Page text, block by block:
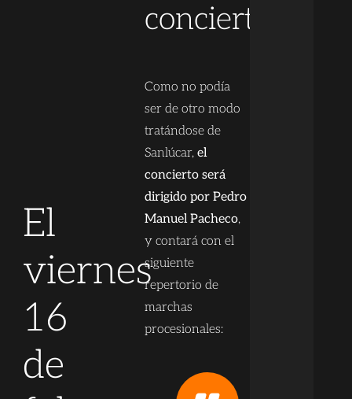
El
viernes
16
de
concierto
Como no podía
ser de otro modo
tratándose de
Sanlúcar,el
concierto será
dirigido por Pedro
Manuel Pacheco,
y contará con el
siguiente
repertorio de
marchas
procesionales: